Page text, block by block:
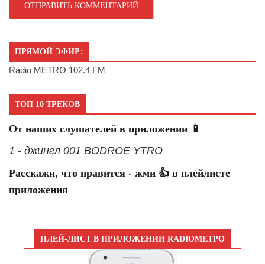
ПРЯМОЙ ЭФИР:
Radio METRO 102.4 FM
ТОП 10 ТРЕКОВ
От наших слушателей в приложении 📱
1 - джингл 001 BODROE YTRO
Расскажи, что нравится - жми 👍 в плейлисте
приложения
ПЛЕЙ-ЛИСТ В ПРИЛОЖЕНИИ RADIOМЕТРО